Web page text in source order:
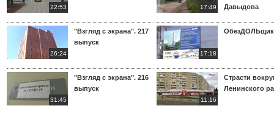
22:53
26:24
"Взгляд с экрана". 217
выпуск
31:45
"Взгляд с экрана". 216
выпуск
17:49
Давыдова
17:18
11:16
Страсти
Ленинского